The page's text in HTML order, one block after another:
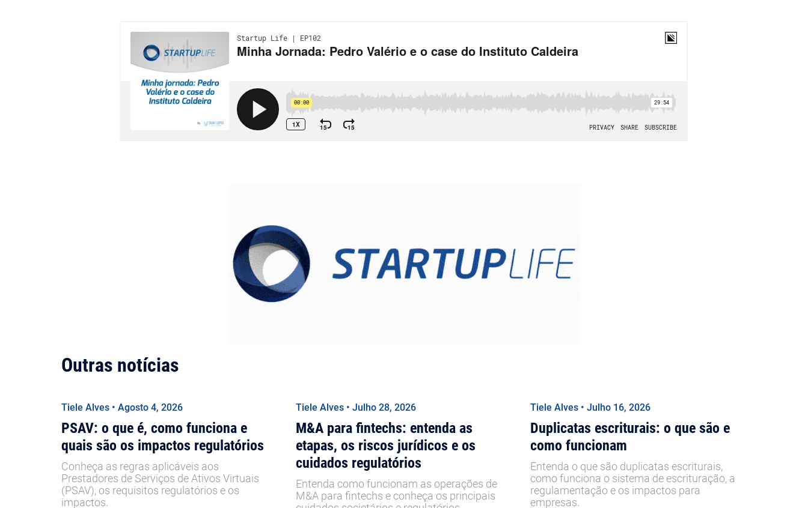
Outras notícias
Tiele Alves • Agosto 4, 2026
PSAV: o que é, como funciona e
quais são os impactos regulatórios
Conheça as regras aplicáveis aos
Prestadores de Serviços de Ativos Virtuais
(PSAV), os requisitos regulatórios e os
impactos.
Tiele Alves • Julho 28, 2026
M&A para fintechs: entenda as
etapas, os riscos jurídicos e os
cuidados regulatórios
Entenda como funcionam as operações de
M&A para fintechs e conheça os principais
Tiele Alves • Julho 16, 2026
Duplicatas escriturais: o que são e
como funcionam
Entenda o que são duplicatas escriturais,
como funciona o sistema de escrituração, a
regulamentação e os impactos para
empresas.